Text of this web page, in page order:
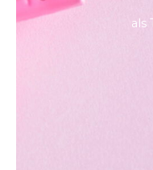
als